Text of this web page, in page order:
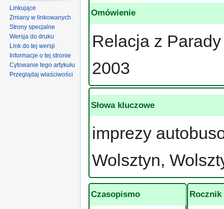
Omówienie
Relacja z
2003
Słowa kluczowe
imprezy
Wolsztyn,
Czasopismo Rocznik
Linkujące
Zmiany w linkowanych
Strony specjalne
Wersja do druku
Link do tej wersji
Informacje o tej stronie
Cytowanie tego artykułu
Przeglądaj właściwości